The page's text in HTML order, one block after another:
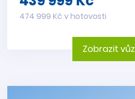
474 999 Kč v hotovosti
Zobrazit vůz